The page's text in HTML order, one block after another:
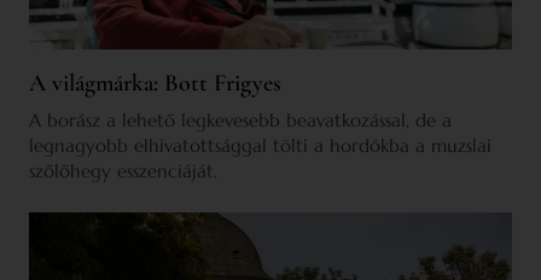
A világmárka: Bott Frigyes
A borász a lehető legkevesebb beavatkozással, de a
legnagyobb elhivatottsággal tölti a hordókba a muzslai
szőlőhegy esszenciáját.